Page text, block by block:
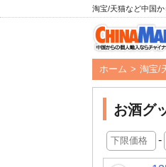
淘宝/天猫など中国
ホーム > 淘宝/
お酒グ
-